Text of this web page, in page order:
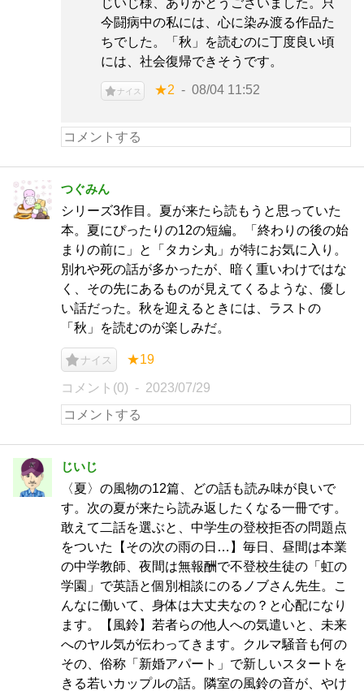
じいじ様、ありがとうございました。只
今闘病中の私には、心に染み渡る作品た
ちでした。「秋」を読むのに丁度良い頃
には、社会復帰できそうです。
ナイス ★2 08/04 11:52
つぐみん
シリーズ3作目。夏が来たら読もうと思っていた
本。夏にぴったりの12の短編。「終わりの後の始
まりの前に」と「タカシ丸」が特にお気に入り。
別れや死の話が多かったが、暗く重いわけではな
く、その先にあるものが見えてくるような、優し
い話だった。秋を迎えるときには、ラストの
「秋」を読むのが楽しみだ。
ナイス ★19
コメント(0) 2023/07/29
じいじ
〈夏〉の風物の12篇、どの話も読み味が良いで
す。次の夏が来たら読み返したくなる一冊です。
敢えて二話を選ぶと、中学生の登校拒否の問題点
をついた【その次の雨の日…】毎日、昼間は本業
の中学教師、夜間は無報酬で不登校生徒の「虹の
学園」で英語と個別相談にのるノブさん先生。こ
んなに働いて、身体は大丈夫なの？と心配になり
ます。【風鈴】若者らの他人への気遣いと、未来
へのヤル気が伝わってきます。クルマ騒音も何の
その、俗称「新婚アパート」で新しいスタートを
きる若いカップルの話。隣室の風鈴の音が、やけ